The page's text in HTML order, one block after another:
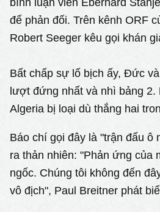
để phản đối. Trên kênh ORF
Robert Seeger kêu gọi khán
Bất chấp sự lố bịch ấy, Đức
lượt đứng nhất và nhì bảng 2.
Algeria bị loại dù thắng hai
Báo chí gọi đây là "trận đấu ô
ra thản nhiên: "Phản ứng của
ngốc. Chúng tôi không đến
vô địch", Paul Breitner phát